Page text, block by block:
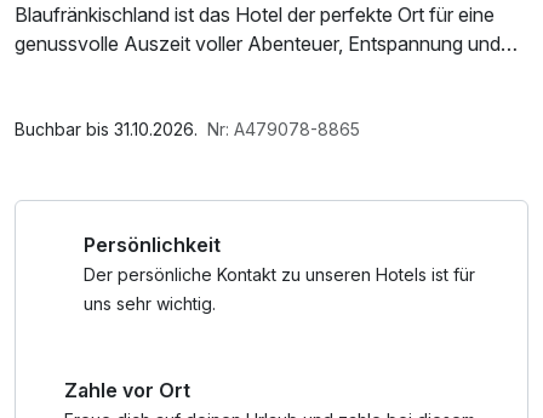
Blaufränkischland ist das Hotel der perfekte Ort für eine
genussvolle Auszeit voller Abenteuer, Entspannung und
für strahlende Kinderaugen und erholsame Momente für
mit Klettergerüsten, Rutschen und Schaukeln, während der
hoteleigene Streichelzoo die Herzen kleiner Tierfreunde
höherschlagen lässt. Wer sich an heißen Tagen nach einer
Hotelgäste kostenlos.
Saunabenutzung, Parkplatz, W-LAN Nutzung /
Buchbar bis 31.10.2026. Nr: A479078-8865
Persönlichkeit
Der persönliche Kontakt zu unseren Hotels ist für
uns sehr wichtig.
Zahle vor Ort